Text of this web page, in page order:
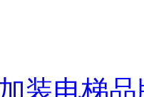
装电梯